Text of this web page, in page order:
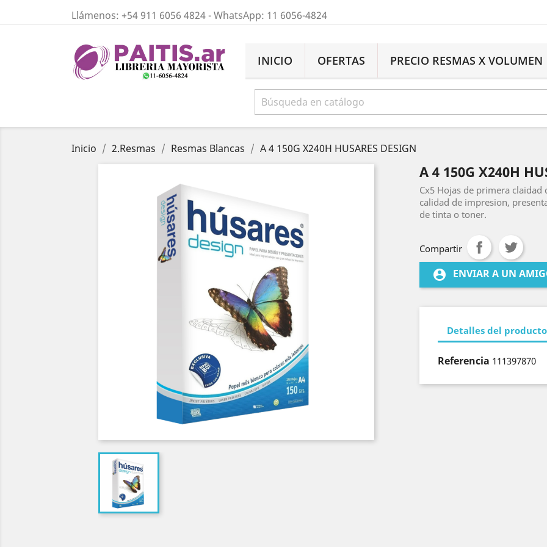
Llámenos: +54 911 6056 4824- WhatsApp: 11 6056-4824
INICIO OFERTAS PRECIO RESMAS X VOLUMEN
Inicio 2.Resmas Resmas Blancas A 4 150G X240H HUSARES DESIGN
A 4 150G X240H
Cx5 Hojas de primera
calidad de impresion,
de tinta o toner.
Compartir
account_circle ENVIAR A UN
Detalles del producto
Referencia 111397870